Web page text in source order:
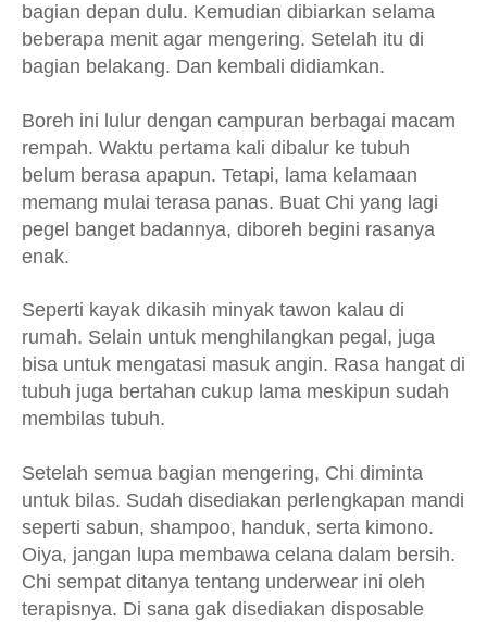
bagian depan dulu. Kemudian dibiarkan selama
beberapa menit agar mengering. Setelah itu di
bagian belakang. Dan kembali didiamkan.
Boreh ini lulur dengan campuran berbagai macam
rempah. Waktu pertama kali dibalur ke tubuh
belum berasa apapun. Tetapi, lama kelamaan
memang mulai terasa panas. Buat Chi yang lagi
pegel banget badannya, diboreh begini rasanya
enak.
Seperti kayak dikasih minyak tawon kalau di
rumah. Selain untuk menghilangkan pegal, juga
bisa untuk mengatasi masuk angin. Rasa hangat di
tubuh juga bertahan cukup lama meskipun sudah
membilas tubuh.
Setelah semua bagian mengering, Chi diminta
untuk bilas. Sudah disediakan perlengkapan mandi
seperti sabun, shampoo, handuk, serta kimono.
Oiya, jangan lupa membawa celana dalam bersih.
Chi sempat ditanya tentang underwear ini oleh
terapisnya. Di sana gak disediakan disposable